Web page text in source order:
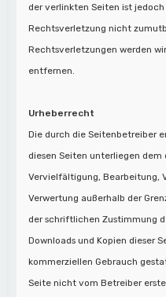
der verlinkten Seiten ist
Rechtsverletzung nicht
Rechtsverletzungen werden
entfernen.
Urheberrecht
Die durch die Seitenbetreiber
diesen Seiten unterliegen
Vervielfältigung, Bearbeitung,
Verwertung außerhalb der
der schriftlichen Zustimmung
Downloads und Kopien dieser
kommerziellen Gebrauch
Seite nicht vom Betreiber